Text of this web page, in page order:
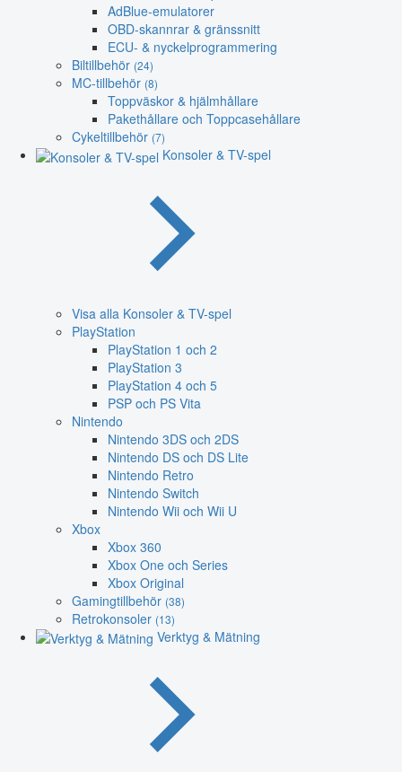
AdBlue-emulatorer
OBD-skannrar & gränssnitt
ECU- & nyckelprogrammering
Biltillbehör (24)
MC-tillbehör (8)
Toppväskor & hjälmhållare
Pakethållare och Toppcasehållare
Cykeltillbehör (7)
Konsoler & TV-spel
Visa alla Konsoler & TV-spel
PlayStation
PlayStation 1 och 2
PlayStation 3
PlayStation 4 och 5
PSP och PS Vita
Nintendo
Nintendo 3DS och 2DS
Nintendo DS och DS Lite
Nintendo Retro
Nintendo Switch
Nintendo Wii och Wii U
Xbox
Xbox 360
Xbox One och Series
Xbox Original
Gamingtillbehör (38)
Retrokonsoler (13)
Verktyg & Mätning